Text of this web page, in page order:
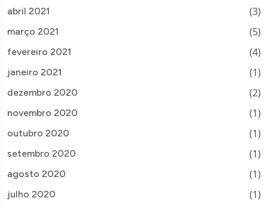
abril 2021 (3)
março 2021 (5)
fevereiro 2021 (4)
janeiro 2021 (1)
dezembro 2020 (2)
novembro 2020 (1)
outubro 2020 (1)
setembro 2020 (1)
agosto 2020 (1)
julho 2020 (1)